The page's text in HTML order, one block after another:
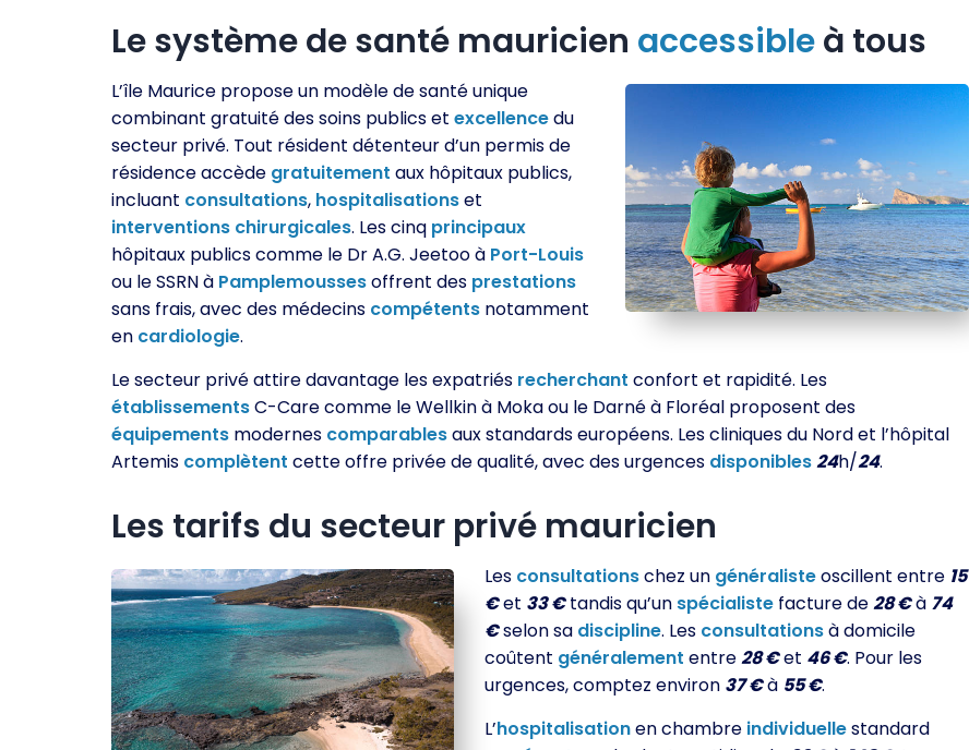
Le système de santé mauricien accessibleà tous
L’île Maurice propose un modèle de santé unique
combinant gratuité des soins publics et excellencedu
secteur privé. Tout résident détenteur d’un permis de
résidence accède gratuitement aux hôpitaux publics,
incluant consultations, hospitalisationset
interventions chirurgicales. Les cinq principaux
hôpitaux publics comme le Dr A.G. Jeetoo à Port-Louis
ou le SSRN à Pamplemoussesoffrent des prestations
sans frais, avec des médecins compétents notamment
en cardiologie.
Le secteur privé attire davantage les expatriés recherchant confort et rapidité. Les
établissementsC-Care comme le Wellkin à Moka ou le Darné à Floréal proposent des
équipements modernes comparablesaux standards européens. Les cliniques du Nord et l’hôpital
Artemis complètent cette offre privée de qualité, avec des urgences disponibles24h/24.
Les tarifs du secteur privé mauricien
Les consultationschez un généralisteoscillent entre 15
€et 33 €tandis qu’un spécialiste facture de28 €à 74
€selon sa discipline. Les consultationsà domicile
coûtent généralement entre28 €et 46 €. Pour les
urgences, comptez environ 37 €à 55 €.
L’hospitalisationen chambre individuellestandard